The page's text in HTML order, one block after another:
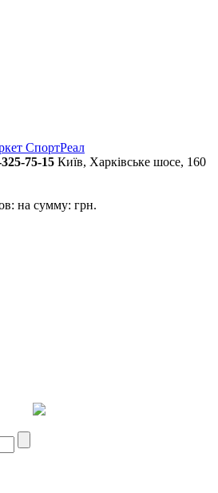
75-15 Київ, Харківське шосе, 160
на сумму: грн.